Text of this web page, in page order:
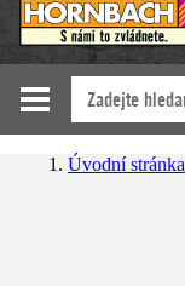
Úvodní stránka